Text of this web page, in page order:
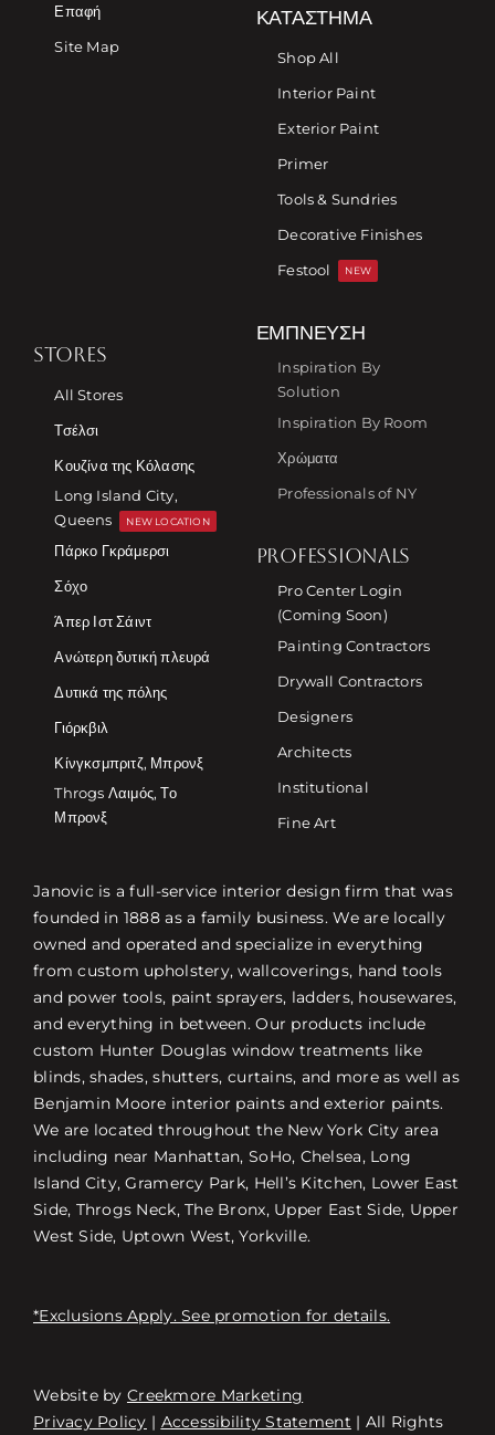
Free Consultation
Επαφή
Site Map
ΚΑΤΆΣΤΗΜΑ
Shop All
Interior Paint
Exterior Paint
Primer
Tools & Sundries
Decorative Finishes
Festool
NEW
STORES
All Stores
Τσέλσι
Κουζίνα της Κόλασης
Long Island City,
Queens
NEW LOCATION
Πάρκο Γκράμερσι
Σόχο
Άπερ Ιστ Σάιντ
Ανώτερη δυτική πλευρά
Δυτικά της πόλης
Γιόρκβιλ
Κίνγκσμπριτζ, Μπρονξ
Throgs Λαιμός, Το
Μπρονξ
ΈΜΠΝΕΥΣΗ
Inspiration By
Solution
Inspiration By Room
Χρώματα
Professionals of NY
PROFESSIONALS
Pro Center Login
(Coming Soon)
Painting Contractors
Drywall Contractors
Designers
Architects
Institutional
Fine Art
Janovic is a full-service interior design firm that was
founded in 1888 as a family business. We are locally
owned and operated and specialize in everything
from custom upholstery, wallcoverings, hand tools
and power tools, paint sprayers, ladders, housewares,
and everything in between. Our products include
custom Hunter Douglas window treatments like
blinds, shades, shutters, curtains, and more as well as
Benjamin Moore interior paints and exterior paints.
We are located throughout the New York City area
including near Manhattan, SoHo, Chelsea, Long
Island City, Gramercy Park, Hell’s Kitchen, Lower East
Side, Throgs Neck, The Bronx, Upper East Side, Upper
West Side, Uptown West, Yorkville.
*Exclusions Apply. See promotion for details.
Website by Creekmore Marketing
Privacy Policy | Accessibility Statement | All Rights